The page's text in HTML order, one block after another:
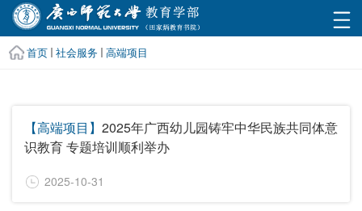
首页 社会服务 高端项目
【高端项目】 2025年广西幼儿园铸牢中华民族共同体意
识教育 专题培训顺利举办
2025-10-31